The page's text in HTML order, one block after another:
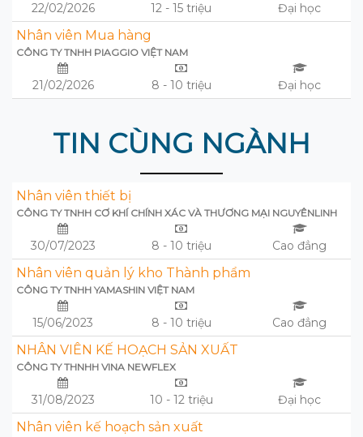
22/02/2026 12 - 15 triệu Đại học
Nhân viên Mua hàng
CÔNG TY TNHH PIAGGIO VIỆT NAM
21/02/2026 8 - 10 triệu Đại học
TIN CÙNG NGÀNH
Nhân viên thiết bị
CÔNG TY TNHH CƠ KHÍ CHÍNH XÁC VÀ THƯƠNG MẠI NGUYÊNLINH
30/07/2023 8 - 10 triệu Cao đẳng
Nhân viên quản lý kho Thành phẩm
CÔNG TY TNHH YAMASHIN VIỆT NAM
15/06/2023 8 - 10 triệu Cao đẳng
NHÂN VIÊN KẾ HOẠCH SẢN XUẤT
CÔNG TY THNHH VINA NEWFLEX
31/08/2023 10 - 12 triệu Đại học
Nhân viên kế hoạch sản xuất